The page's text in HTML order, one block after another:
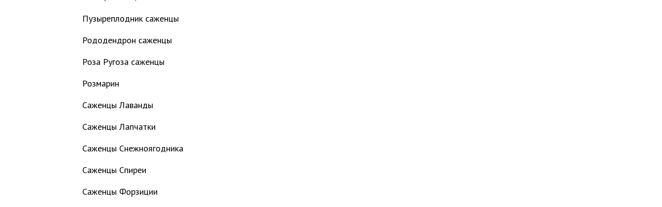
Пузыреплодник саженцы
Рододендрон саженцы
Роза Ругоза саженцы
Розмарин
Саженцы Лаванды
Саженцы Лапчатки
Саженцы Снежноягодника
Саженцы Спиреи
Саженцы Форзиции